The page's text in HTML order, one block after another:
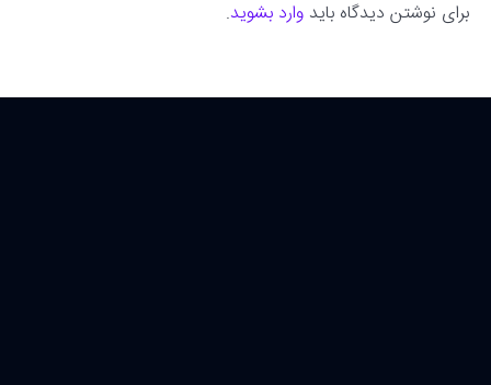
برای نوشتن دیدگاه باید وارد بشوید.